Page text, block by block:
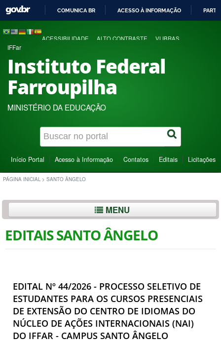
COMUNICA BR ACESSO À INFORMAÇÃO
ACESSIBILIDADE ALTO CONTRASTE VLIBRAS
IFFar
Instituto Federal
Farroupilha
MINISTÉRIO DA EDUCAÇÃO
Início Portal Acesso à Informação Contatos Editais Licitações
PÁGINA INICIAL > SANTO ÂNGELO
MENU
EDITAIS SANTO ÂNGELO
EDITAL Nº 44/2026 - PROCESSO SELETIVO DE
ESTUDANTES PARA OS CURSOS PRESENCIAIS
DE EXTENSÃO DO CENTRO DE IDIOMAS DO
NÚCLEO DE AÇÕES INTERNACIONAIS (NAI)
DO IFFAR - CAMPUS SANTO ÂNGELO